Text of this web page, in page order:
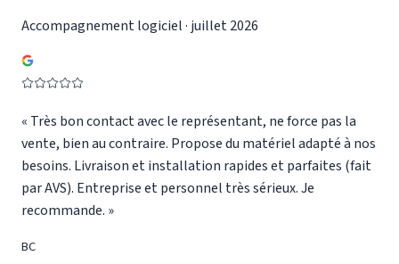
Accompagnement logiciel · juillet 2026
« Très bon contact avec le représentant, ne force pas la
vente, bien au contraire. Propose du matériel adapté à nos
besoins. Livraison et installation rapides et parfaites (fait
par AVS). Entreprise et personnel très sérieux. Je
recommande. »
BC